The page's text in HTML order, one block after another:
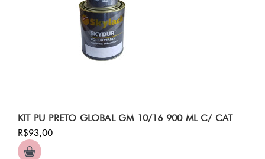
KIT PU PRETO GLOBAL GM 10/16 900 ML C/ CAT
R$93,00